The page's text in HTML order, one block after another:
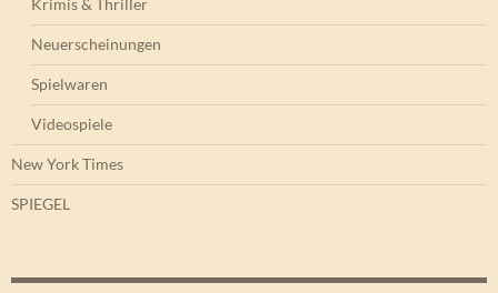
Krimis & Thriller
Neuerscheinungen
Spielwaren
Videospiele
New York Times
SPIEGEL